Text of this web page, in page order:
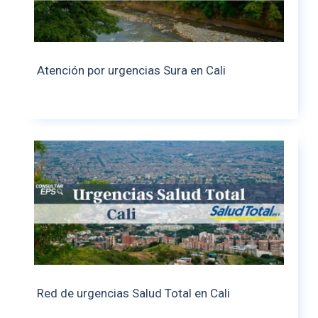
Atención por urgencias Sura en Cali
Red de urgencias Salud Total en Cali